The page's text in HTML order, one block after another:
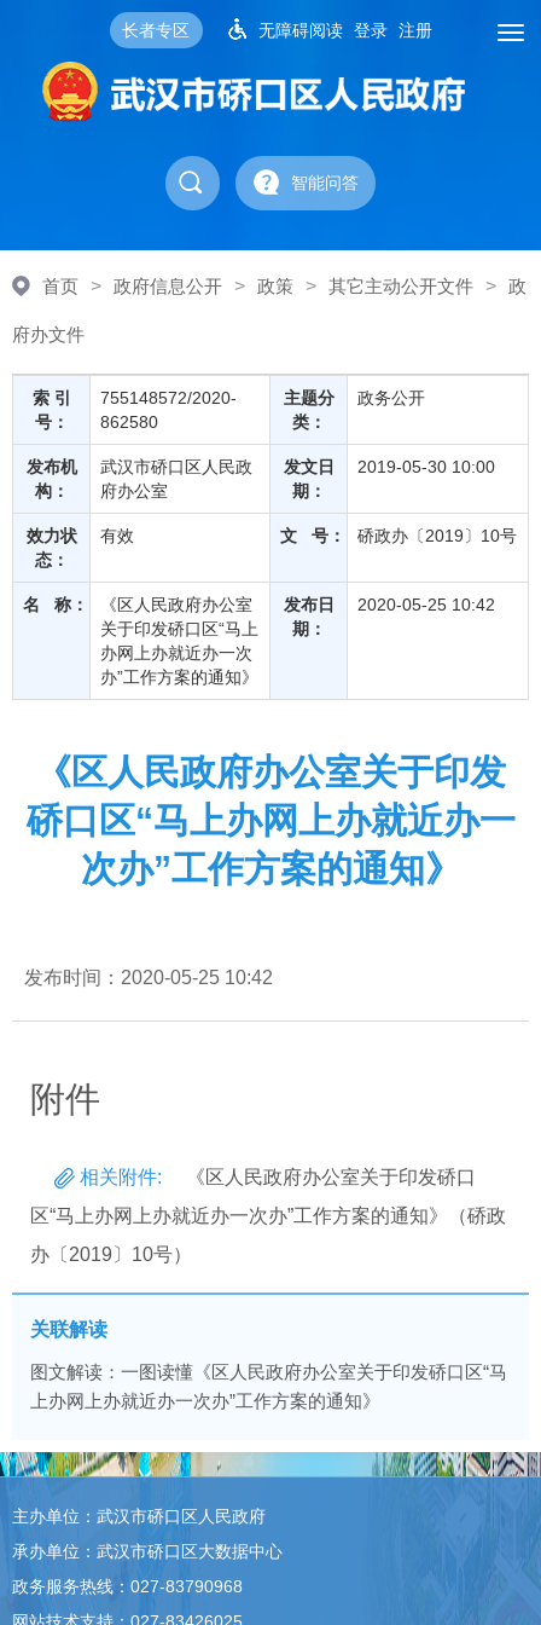
长者专区 无障碍阅读 登录 注册
智能问答
首页 > 政府信息公开 > 政策 > 其它主动公开文件 > 政
府办文件
索 引
号：
755148572/2020-
862580
主题分
类：
政务公开
发布机
构：
武汉市硚口区人民政
府办公室
发文日
期：
2019-05-30 10:00
效力状
态：
有效 文 号： 硚政办〔2019〕10号
名 称：
《区人民政府办公室
关于印发硚口区“马上
办网上办就近办一次
办”工作方案的通知》
发布日
期：
2020-05-25 10:42
《区人民政府办公室关于印发
硚口区“马上办网上办就近办一
次办”工作方案的通知》
发布时间：2020-05-25 10:42
附件
相关附件:
《区人民政府办公室关于印发硚口
区“马上办网上办就近办一次办”工作方案的通知》（硚政
办〔2019〕10号）
关联解读
图文解读：一图读懂《区人民政府办公室关于印发硚口区“马
上办网上办就近办一次办”工作方案的通知》
主办单位：武汉市硚口区人民政府
承办单位：武汉市硚口区大数据中心
政务服务热线：027-83790968